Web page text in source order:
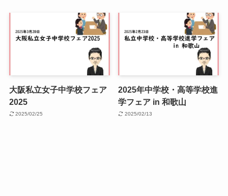
大阪私立女子中学校フェア
2025
2025/02/25
2025年中学校・高等学校進
学フェア in 和歌山
2025/02/13